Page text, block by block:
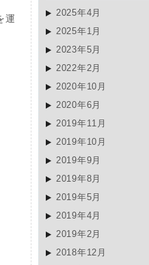
運
2025年4月
2025年1月
2023年5月
2022年2月
2020年10月
2020年6月
2019年11月
2019年10月
2019年9月
2019年8月
2019年5月
2019年4月
2019年2月
2018年12月